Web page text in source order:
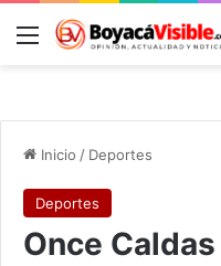
Menú
Inicio / Deportes
Deportes
Once